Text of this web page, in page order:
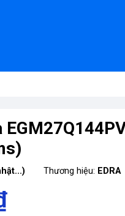
Thương hiệu: EDRA